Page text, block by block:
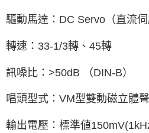
驅動馬達： DC Servo （直流伺
轉速： 33-1/3轉、 45轉
訊噪比： >50dB （DIN-B）
唱頭型式： VM型雙動磁立體
輸出電壓：標準値